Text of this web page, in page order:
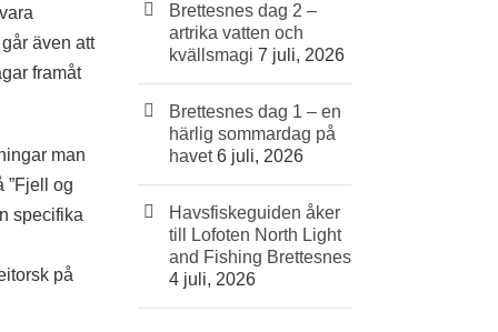
även att
framåt
man
”Fjell og
specifika
på
Brettesnes dag 2 –
artrika vatten och
kvällsmagi 7 juli, 2026
Brettesnes dag 1 – en
härlig sommardag på
havet 6 juli, 2026
Havsfiskeguiden åker
till Lofoten North Light
and Fishing Brettesnes
4 juli, 2026